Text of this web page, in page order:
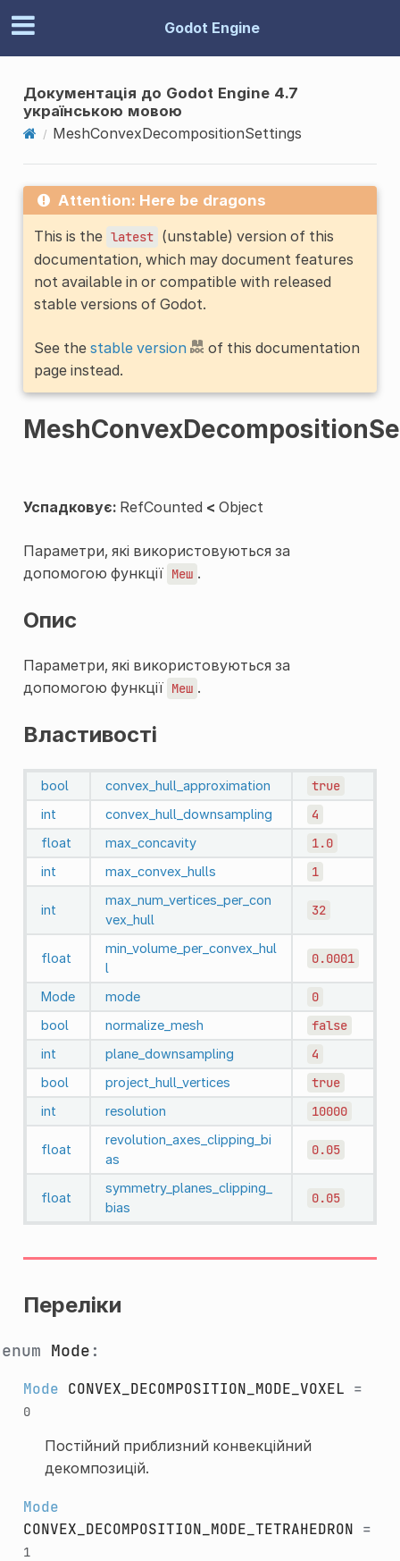
Godot Engine
Документація до Godot Engine 4.7
українською мовою
MeshConvexDecompositionSettings
Attention: Here be dragons
This is the latest (unstable) version of this
documentation, which may document features
not available in or compatible with released
stable versions of Godot.
See the stable version
of this documentation
page instead.
Успадковує: RefCounted < Object
Параметри, які використовуються за
допомогою функції Меш .
Опис
Параметри, які використовуються за
допомогою функції Меш .
Властивості
bool convex_hull_approximation true
int convex_hull_downsampling 4
float max_concavity 1.0
int max_convex_hulls 1
int
max_num_vertices_per_con
vex_hull
32
float
min_volume_per_convex_hul
l
0.0001
Mode mode 0
bool normalize_mesh false
int plane_downsampling 4
bool project_hull_vertices true
int resolution 10000
float
revolution_axes_clipping_bi
as
0.05
float
symmetry_planes_clipping_
bias
0.05
Переліки
enum Mode :
Mode CONVEX_DECOMPOSITION_MODE_VOXEL =
0
Постійний приблизний конвекційний
декомпозицій.
Mode
CONVEX_DECOMPOSITION_MODE_TETRAHEDRON =
1